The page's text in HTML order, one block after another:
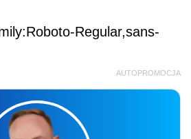
Regular,sans-
AUTOPROMOCJA